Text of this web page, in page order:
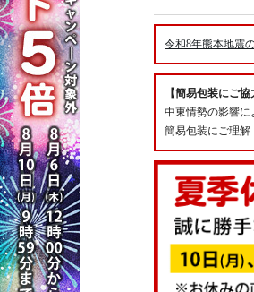
令和8年熊本地震
【簡易包装にご
中東情勢の影響に
簡易包装にご理解